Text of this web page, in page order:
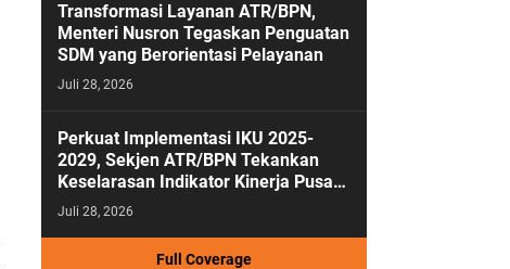
Transformasi Layanan ATR/BPN,
Menteri Nusron Tegaskan Penguatan
SDM yang Berorientasi Pelayanan
Juli 28, 2026
Perkuat Implementasi IKU 2025-
2029, Sekjen ATR/BPN Tekankan
Keselarasan Indikator Kinerja Pusat
dan Daerah
Juli 28, 2026
Full Coverage